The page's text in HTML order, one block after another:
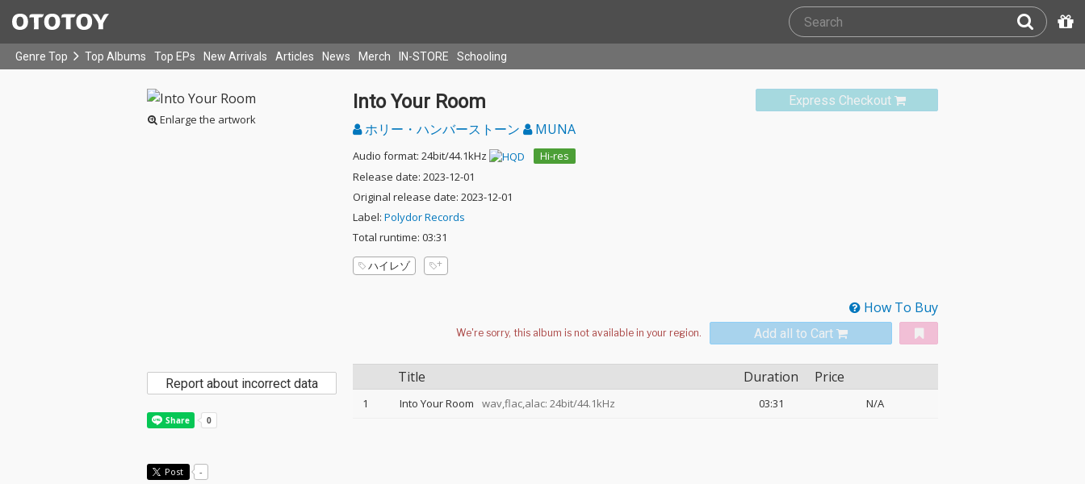
Genre Top Top Albums Top EPs New Arrivals Articles News Merch IN-STORE Schooling
Enlarge the artwork
Express Checkout
Into Your Room
ホリー・ハンバーストーン MUNA
Audio format: 24bit/44.1kHz
Hi-res
Release date: 2023-12-01
Original release date: 2023-12-01
Label: Polydor Records
Total runtime: 03:31
ハイレゾ
How To Buy
Add all to Cart
Title Duration Price
1 Into Your Room wav,flac,alac: 24bit/44.1kHz 03:31 N/A
Report about incorrect data
Post -